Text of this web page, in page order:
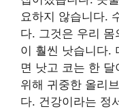
요하지 않습니다.
다. 그것은 우리
이 훨씬 낫습니다.
면 낫고 코는 한
위해 귀중한 올리
다. 건강이라는 정